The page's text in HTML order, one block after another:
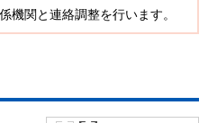
機関と連絡調整を行います。